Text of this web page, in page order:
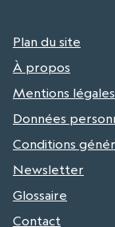
Plan du site
À propos
Mentions légales
Données
Conditions
Newsletter
Glossaire
Contact